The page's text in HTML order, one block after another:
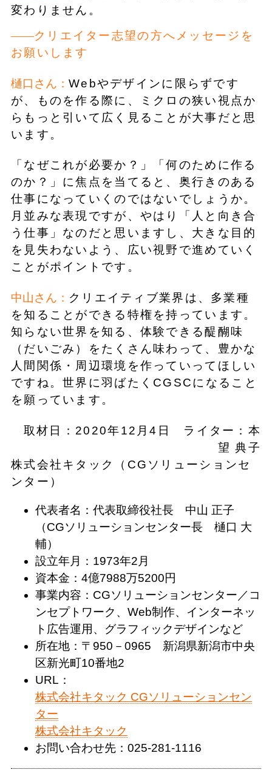
変わりません。
クリエイター志望の方へメッセージを
お願いします
樋口さん： Webやデザインに限らずです
が、ものを作る際に、ミクロの狭い視点か
らもっと引いて広く見ることが大事だと思
います。
「なぜこれが必要か？」「何のために作る
のか？」に焦点を当てると、奥行きのある
仕事になっていくのではないでしょうか。
月並みな表現ですが、やはり「人と向き合
う仕事」なのだと思いますし、大きな目的
を見失わないよう、広い視野で進めていく
ことがポイントです。
中山さん： クリエイティブ業界は、多業種
を知ることができる特権を持っています。
知らない世界を知る、体験できる醍醐味
（だいごみ）をたくさん味わって、豊かな
人間関係・周辺環境を作っていってほしい
ですね。世界に羽ばたくCGSCになること
を願っています。
取材日：2020年12月4日 ライター：本
望 典子
株式会社キタック（CGソリューションセ
ンター）
代表者名：代表取締役社長 中山 正子
（CGソリューションセンター長 樋口 大
輔）
設立年月：1973年2月
資本金：4億7988万5200円
事業内容：CGソリューションセンター／コ
ンセプトワーク、Web制作、インターネッ
ト広告運用、グラフィックデザインなど
所在地：〒950－0965 新潟県新潟市中央
区新光町10番地2
URL：
株式会社キタック CGソリューションセン
ター
株式会社キタック
お問い合わせ先：025-281-1116